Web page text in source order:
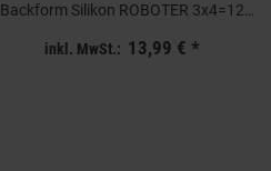
Backform Silikon ROBOTER 3x4=12
inkl. MwSt.: 13,99 € *